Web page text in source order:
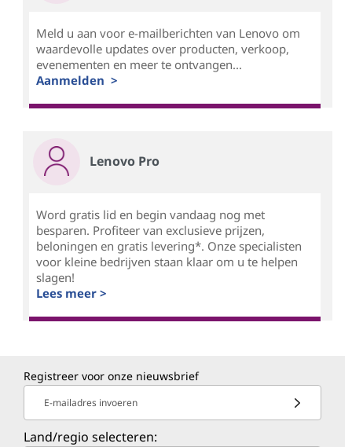
Meld u aan voor e-mailberichten van Lenovo om
waardevolle updates over producten, verkoop,
evenementen en meer te ontvangen...
Aanmelden >
Lenovo Pro
Word gratis lid en begin vandaag nog met
besparen. Profiteer van exclusieve prijzen,
beloningen en gratis levering*. Onze specialisten
voor kleine bedrijven staan klaar om u te helpen
slagen!
Lees meer >
Registreer voor onze nieuwsbrief
E-mailadres invoeren
Land/regio selecteren: